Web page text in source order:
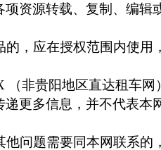
资源转载、复制、编辑
的，应在授权范围内使用
（非贵阳地区直达租车网
更多信息，并不代表本
他问题需要同本网联系的